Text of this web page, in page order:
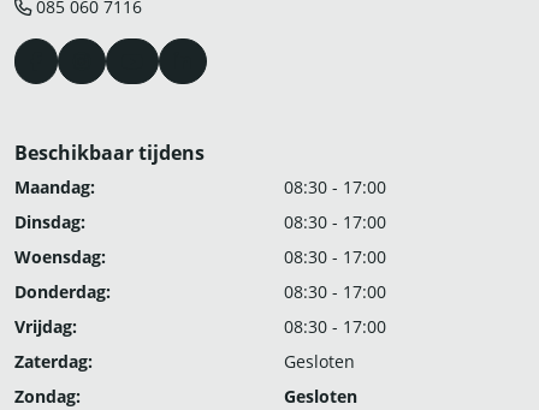
085 060 7116
Beschikbaar tijdens
Maandag:
08:30 - 17:00
Dinsdag:
08:30 - 17:00
Woensdag:
08:30 - 17:00
Donderdag:
08:30 - 17:00
Vrijdag:
08:30 - 17:00
Zaterdag:
Gesloten
Zondag:
Gesloten